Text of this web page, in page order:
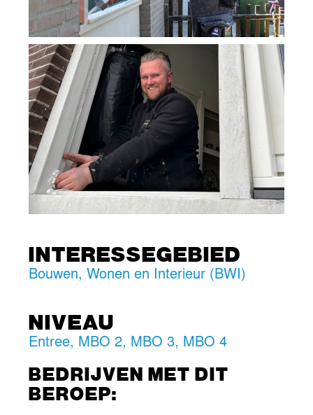
INTERESSEGEBIED
Bouwen, Wonen en Interieur (BWI)
NIVEAU
Entree, MBO 2, MBO 3, MBO 4
BEDRIJVEN MET DIT
BEROEP: